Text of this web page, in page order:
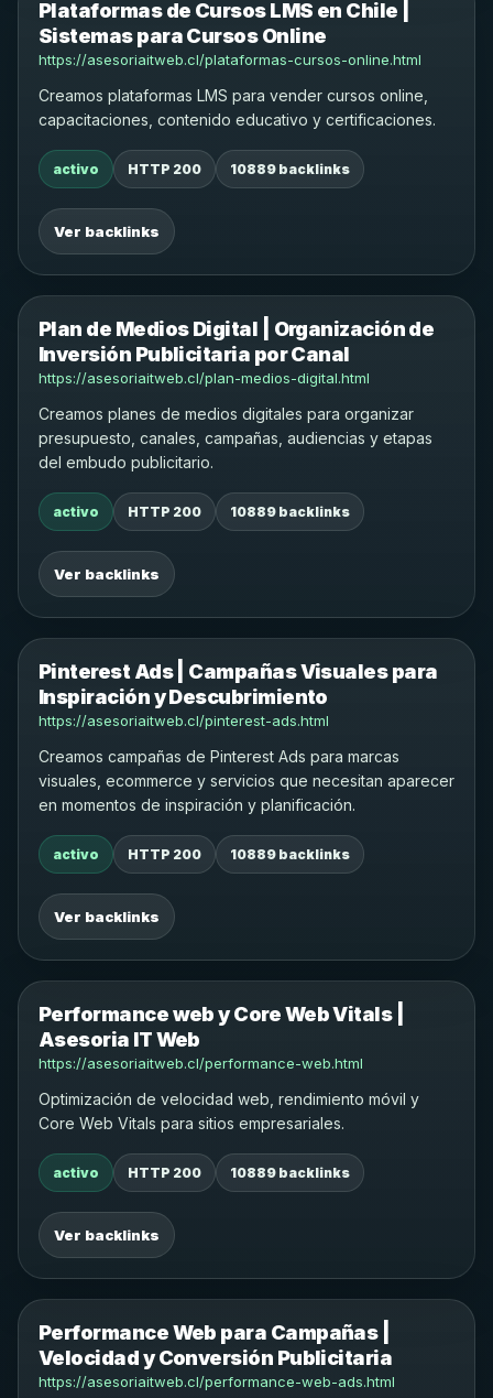
Plataformas de Cursos LMS en Chile |
Sistemas para Cursos Online
https://asesoriaitweb.cl/plataformas-cursos-online.html
Creamos plataformas LMS para vender cursos online,
capacitaciones, contenido educativo y certificaciones.
activo HTTP 200 10889 backlinks
Ver backlinks
Plan de Medios Digital | Organización de
Inversión Publicitaria por Canal
https://asesoriaitweb.cl/plan-medios-digital.html
Creamos planes de medios digitales para organizar
presupuesto, canales, campañas, audiencias y etapas
del embudo publicitario.
activo HTTP 200 10889 backlinks
Ver backlinks
Pinterest Ads | Campañas Visuales para
Inspiración y Descubrimiento
https://asesoriaitweb.cl/pinterest-ads.html
Creamos campañas de Pinterest Ads para marcas
visuales, ecommerce y servicios que necesitan aparecer
en momentos de inspiración y planificación.
activo HTTP 200 10889 backlinks
Ver backlinks
Performance web y Core Web Vitals |
Asesoria IT Web
https://asesoriaitweb.cl/performance-web.html
Optimización de velocidad web, rendimiento móvil y
Core Web Vitals para sitios empresariales.
activo HTTP 200 10889 backlinks
Ver backlinks
Performance Web para Campañas |
Velocidad y Conversión Publicitaria
https://asesoriaitweb.cl/performance-web-ads.html